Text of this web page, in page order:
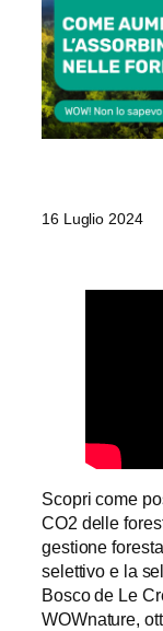
16 Luglio 2024
Scopri come
CO2 delle
gestione
selettivo e la
Bosco de Le
WOWnature,